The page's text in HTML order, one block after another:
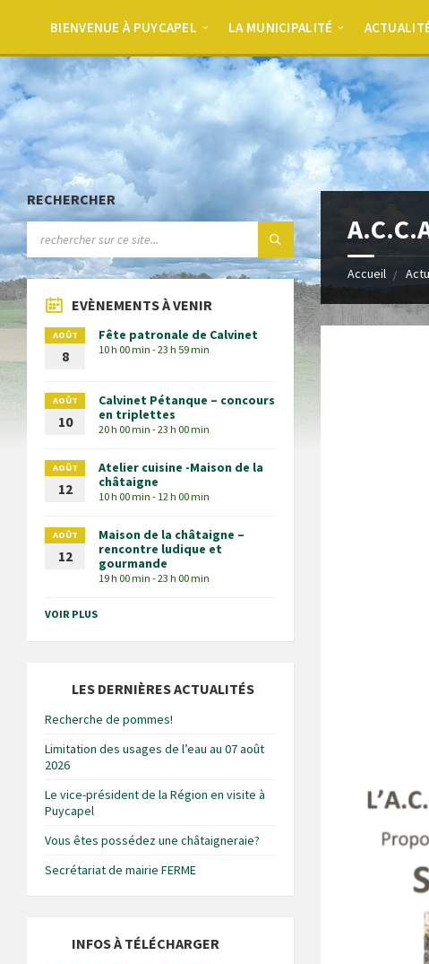
BIENVENUE À PUYCAPEL LA MUNICIPALITÉ
Accueil
RECHERCHER
EVÈNEMENTS À VENIR
AOÛT
8
Fête patronale de Calvinet
10 h 00 min - 23 h 59 min
AOÛT
10
Calvinet Pétanque – concours
en triplettes
20 h 00 min - 23 h 00 min
AOÛT
12
Atelier cuisine -Maison de la
châtaigne
10 h 00 min - 12 h 00 min
AOÛT
12
Maison de la châtaigne –
rencontre ludique et
gourmande
19 h 00 min - 23 h 00 min
VOIR PLUS
LES DERNIÈRES ACTUALITÉS
Recherche de pommes!
Limitation des usages de l’eau au 07 août
2026
Le vice-président de la Région en visite à
Puycapel
Vous êtes possédez une châtaigneraie?
Secrétariat de mairie FERME
INFOS À TÉLÉCHARGER